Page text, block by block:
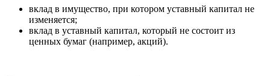
вклад в имущество, при котором уставный капитал не
изменяется;
вклад в уставный капитал, который не состоит из
ценных бумаг (например, акций).